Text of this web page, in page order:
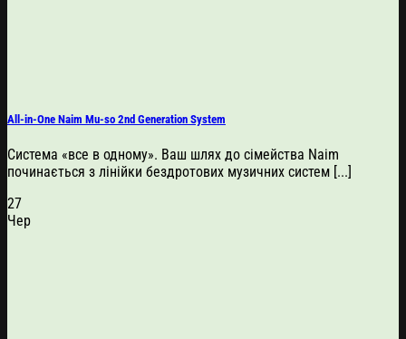
All-in-One Naim Mu-so 2nd Generation System
Система «все в одному». Ваш шлях до сімейства Naim
починається з лінійки бездротових музичних систем [...]
27
Чер